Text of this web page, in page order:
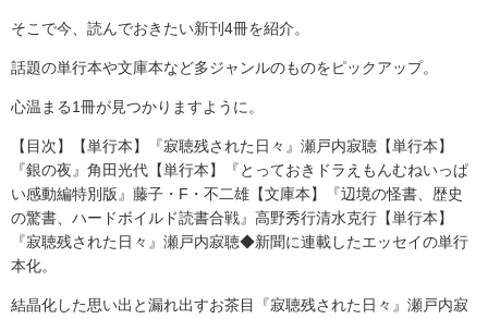
そこで今、読んでおきたい新刊4冊を紹介。
話題の単行本や文庫本など多ジャンルのものをピックアップ。
心温まる1冊が見つかりますように。
【目次】【単行本】『寂聴残された日々』瀬戸内寂聴【単行本】
『銀の夜』角田光代【単行本】『とっておきドラえもんむねいっぱ
い感動編特別版』藤子・F・不二雄【文庫本】『辺境の怪書、歴史
の驚書、ハードボイルド読書合戦』高野秀行清水克行【単行本】
『寂聴残された日々』瀬戸内寂聴◆新聞に連載したエッセイの単行
本化。
結晶化した思い出と漏れ出すお茶目『寂聴残された日々』瀬戸内寂